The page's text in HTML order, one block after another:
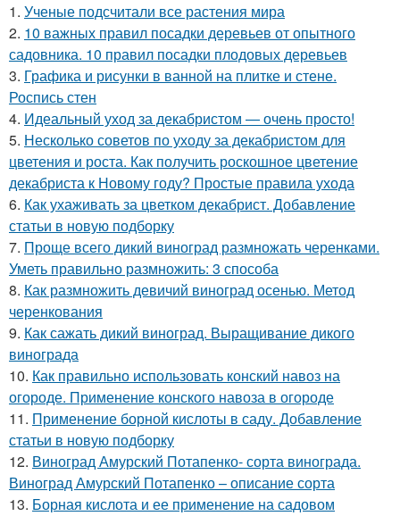
1. Ученые подсчитали все растения мира
2. 10 важных правил посадки деревьев от опытного
садовника. 10 правил посадки плодовых деревьев
3. Графика и рисунки в ванной на плитке и стене.
Роспись стен
4. Идеальный уход за декабристом — очень просто!
5. Несколько советов по уходу за декабристом для
цветения и роста. Как получить роскошное цветение
декабриста к Новому году? Простые правила ухода
6. Как ухаживать за цветком декабрист. Добавление
статьи в новую подборку
7. Проще всего дикий виноград размножать черенками.
Уметь правильно размножить: 3 способа
8. Как размножить девичий виноград осенью. Метод
черенкования
9. Как сажать дикий виноград. Выращивание дикого
винограда
10. Как правильно использовать конский навоз на
огороде. Применение конского навоза в огороде
11. Применение борной кислоты в саду. Добавление
статьи в новую подборку
12. Виноград Амурский Потапенко- сорта винограда.
Виноград Амурский Потапенко – описание сорта
13. Борная кислота и ее применение на садовом